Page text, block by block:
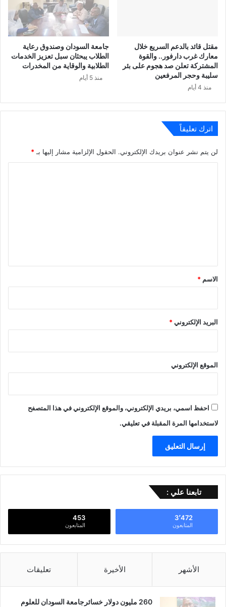
مقتل قائد بالدعم السريع خلال
معارك غرب دارفور.. والقوة
المشتركة تعلن صد هجوم على بئر
سليبة وحجر المرفعين
منذ 4 أيام
جامعة السودان وصندوق رعاية
الطلاب يبحثان سبل تعزيز الخدمات
الطلابية والوقاية من المخدرات
منذ 5 أيام
اترك تعليقاً
لن يتم نشر عنوان بريدك الإلكتروني. الحقول الإلزامية مشار إليها بـ*
*
الاسم *
البريد الإلكتروني*
الموقع الإلكتروني
احفظ اسمي، بريدي الإلكتروني، والموقع الإلكتروني في هذا المتصفح
لاستخدامها المرة المقبلة في تعليقي.
تابعنا علي :
3٬472
المتابعون
453
المتابعون
الأشهر الأخيرة تعليقات
260 مليون دولار خسائرجامعة السودان للعلوم